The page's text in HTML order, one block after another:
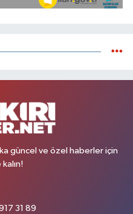
güncel ve özel haberler için
31 89